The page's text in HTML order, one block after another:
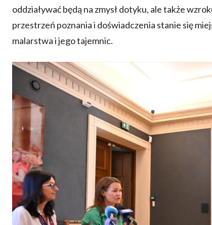
oddziaływać będą na zmysł dotyku, ale także
przestrzeń poznania i doświadczenia stanie się
malarstwa i jego tajemnic.